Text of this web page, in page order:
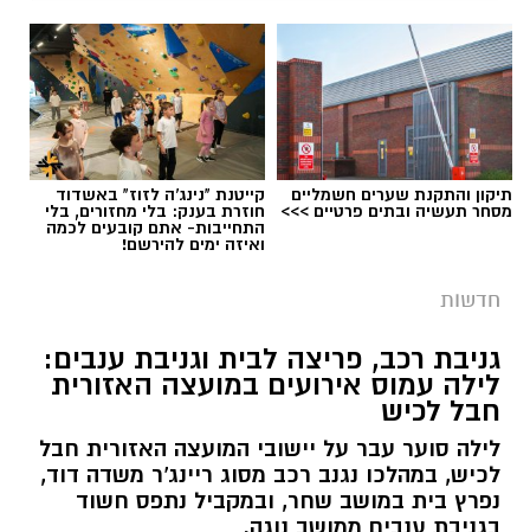
מסחרית של ענבים באזור מושב לכיש. על פי
הדיווח, החשודים הגיעו ברכב ללא אורות, אך
בעקבות אינדיקציה שהתקבלה הוזעק שומר
השדות למקום, והגנבים נמלטו לפני שהצליחו
להשלים את הגניבה.
תיקון והתקנת שערים חשמליים
מסחר תעשיה ובתים פרטיים >>>
קייטנת "נינג'ה לזוז" באשדוד
חוזרת בענק: בלי מחזורים, בלי
התחייבות- אתם קובעים לכמה
ואיזה ימים להירשם!
חדשות
גניבת רכב, פריצה לבית וגניבת ענבים:
לילה עמוס אירועים במועצה האזורית
חבל לכיש
לילה סוער עבר על יישובי המועצה האזורית חבל
לכיש, במהלכו נגנב רכב מסוג ריינג'ר משדה דוד,
נפרץ בית במושב שחר, ובמקביל נתפס חשוד